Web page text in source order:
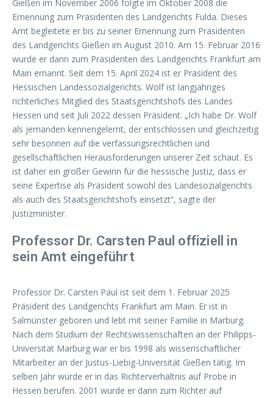
Gießen im November 2006 folgte im Oktober 2008 die
Ernennung zum Präsidenten des Landgerichts Fulda. Dieses
Amt begleitete er bis zu seiner Ernennung zum Präsidenten
des Landgerichts Gießen im August 2010. Am 15. Februar 2016
wurde er dann zum Präsidenten des Landgerichts Frankfurt am
Main ernannt. Seit dem 15. April 2024 ist er Präsident des
Hessischen Landessozialgerichts. Wolf ist langjähriges
richterliches Mitglied des Staatsgerichtshofs des Landes
Hessen und seit Juli 2022 dessen Präsident. „Ich habe Dr. Wolf
als jemanden kennengelernt, der entschlossen und gleichzeitig
sehr besonnen auf die verfassungsrechtlichen und
gesellschaftlichen Herausforderungen unserer Zeit schaut. Es
ist daher ein großer Gewinn für die hessische Justiz, dass er
seine Expertise als Präsident sowohl des Landesozialgerichts
als auch des Staatsgerichtshofs einsetzt“, sagte der
Justizminister.
Professor Dr. Carsten Paul offiziell in
sein Amt eingeführt
Professor Dr. Carsten Paul ist seit dem 1. Februar 2025
Präsident des Landgerichts Frankfurt am Main. Er ist in
Salmünster geboren und lebt mit seiner Familie in Marburg.
Nach dem Studium der Rechtswissenschaften an der Philipps-
Universität Marburg war er bis 1998 als wissenschaftlicher
Mitarbeiter an der Justus-Liebig-Universität Gießen tätig. Im
selben Jahr wurde er in das Richterverhältnis auf Probe in
Hessen berufen. 2001 wurde er dann zum Richter auf